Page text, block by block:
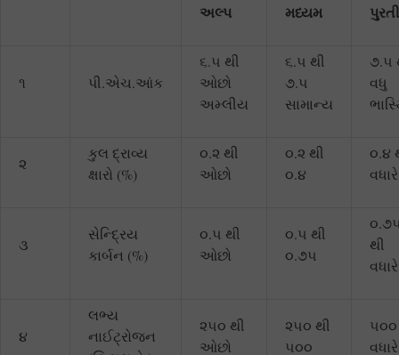
અલ્પ મધ્યમ પુરતી
૧ પી.એચ.આંક
૬.૫ થી
ઓછો
અમ્લીય
૬.૫ થી
૭.૫
સામાન્ય
૭.૫
વધુ
૨
કુલ દ્રાવ્ય
ક્ષારો (%)
૦.૨ થી
ઓછો
૦.૨ થી
૦.૪
૦.૪
વધારે
૩
સેન્દ્રિય
કાર્બન (%)
૦.૫ થી
ઓછો
૦.૫ થી
૦.૭૫
થી
વધારે
૪
લભ્ય
નાઈટ્રોજન
૨૫૦ થી
ઓછો
૨૫૦ થી
૫૦૦
૫૦૦
વધારે